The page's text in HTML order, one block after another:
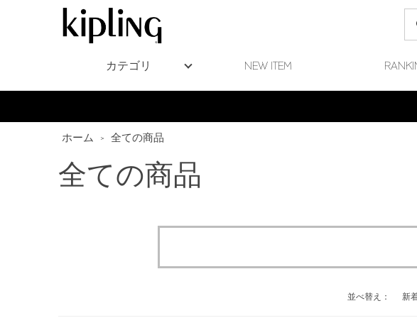
カテゴリ NEW ITEM
ホーム > 全ての商品
全ての商品
並べ替え： 新